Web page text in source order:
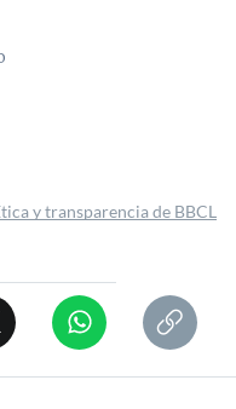
y transparencia de BBCL